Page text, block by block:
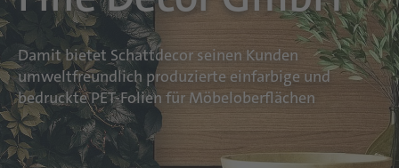
Damit bietet Schattdecor seinen Kunden
umweltfreundlich produzierte einfarbige und
bedruckte PET-Folien für Möbeloberflächen